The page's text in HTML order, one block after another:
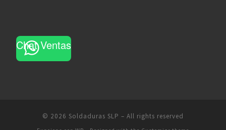
Chat Ventas
© 2026 Soldaduras SLP – All rights reserved